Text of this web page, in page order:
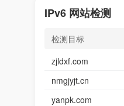
IPv6 网站检测
检测目标
zjldxf.com
nmgjyjt.cn
yanpk.com